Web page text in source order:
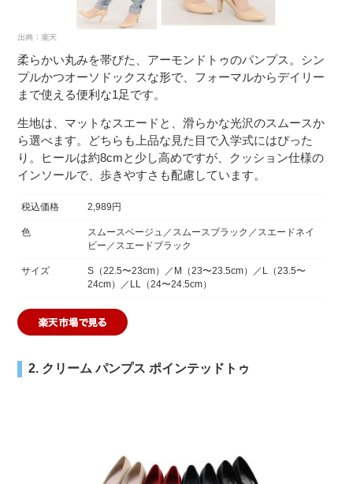
柔らかい丸みを帯びた、アーモンドトゥのパンプス。シン
プルかつオーソドックスな形で、フォーマルからデイリー
まで使える便利な1足です。
生地は、マットなスエードと、滑らかな光沢のスムースか
ら選べます。どちらも上品な見た目で入学式にはぴった
り。ヒールは約8cmと少し高めですが、クッション仕様の
インソールで、歩きやすさも配慮しています。
税込価格 2,989円
色
スムースベージュ／スムースブラック／スエードネイ
ビー／スエードブラック
サイズ
S（22.5〜23cm）／M（23〜23.5cm）／L（23.5〜
24cm）／LL（24〜24.5cm）
2. クリーム パンプス ポインテッドトゥ